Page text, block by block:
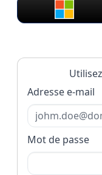
Adresse e-mail
Mot de passe